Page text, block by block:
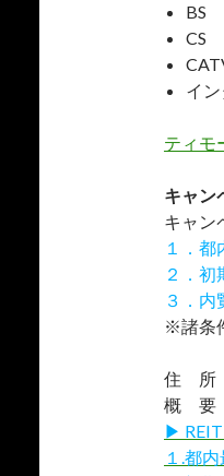
BS
CS
イ
ティモ
キャン
キャン
１．都
２．初
３．内
※諸条
住 所
概 要
▶ REIT
１.都